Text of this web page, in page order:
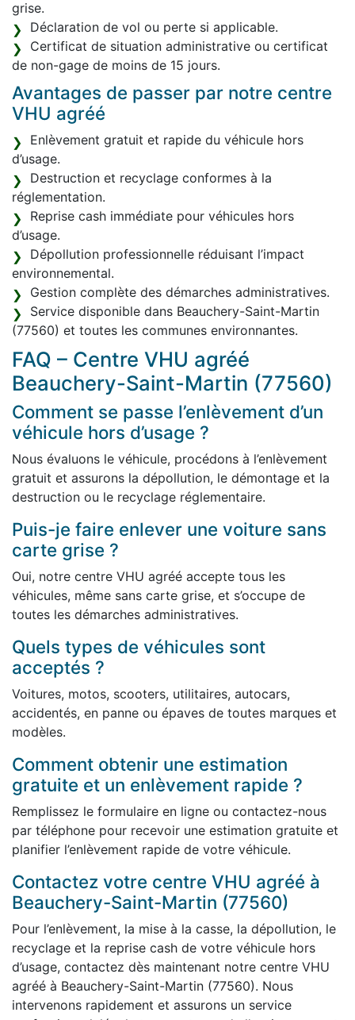
grise.
Déclaration de vol ou perte si applicable.
Certificat de situation administrative ou certificat
de non-gage de moins de 15 jours.
Avantages de passer par notre centre
VHU agréé
Enlèvement gratuit et rapide du véhicule hors
d’usage.
Destruction et recyclage conformes à la
réglementation.
Reprise cash immédiate pour véhicules hors
d’usage.
Dépollution professionnelle réduisant l’impact
environnemental.
Gestion complète des démarches administratives.
Service disponible dans Beauchery-Saint-Martin
(77560) et toutes les communes environnantes.
FAQ – Centre VHU agréé
Beauchery-Saint-Martin (77560)
Comment se passe l’enlèvement d’un
véhicule hors d’usage ?
Nous évaluons le véhicule, procédons à l’enlèvement
gratuit et assurons la dépollution, le démontage et la
destruction ou le recyclage réglementaire.
Puis-je faire enlever une voiture sans
carte grise ?
Oui, notre centre VHU agréé accepte tous les
véhicules, même sans carte grise, et s’occupe de
toutes les démarches administratives.
Quels types de véhicules sont
acceptés ?
Voitures, motos, scooters, utilitaires, autocars,
accidentés, en panne ou épaves de toutes marques et
modèles.
Comment obtenir une estimation
gratuite et un enlèvement rapide ?
Remplissez le formulaire en ligne ou contactez-nous
par téléphone pour recevoir une estimation gratuite et
planifier l’enlèvement rapide de votre véhicule.
Contactez votre centre VHU agréé à
Beauchery-Saint-Martin (77560)
Pour l’enlèvement, la mise à la casse, la dépollution, le
recyclage et la reprise cash de votre véhicule hors
d’usage, contactez dès maintenant notre centre VHU
agréé à Beauchery-Saint-Martin (77560). Nous
intervenons rapidement et assurons un service